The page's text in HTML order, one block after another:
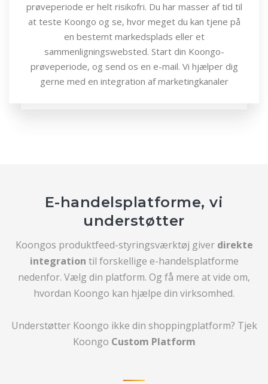
prøveperiode er helt risikofri. Du har masser af tid til
at teste Koongo og se, hvor meget du kan tjene på
en bestemt markedsplads eller et
sammenligningswebsted. Start din Koongo-
prøveperiode, og send os en e-mail. Vi hjælper dig
gerne med en integration af marketingkanaler
E-handelsplatforme, vi
understøtter
Koongos produktfeed-styringsværktøj giver direkte
integration til forskellige e-handelsplatforme
nedenfor. Vælg din platform. Og få mere at vide om,
hvordan Koongo kan hjælpe din virksomhed.
Understøtter Koongo ikke din shoppingplatform? Tjek
Koongo Custom Platform